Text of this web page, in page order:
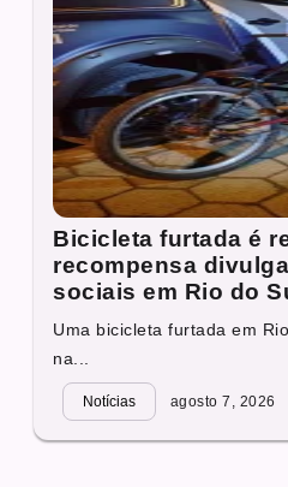
Bicicleta furtada é
recompensa
sociais em Rio do
Uma bicicleta furtada em
na...
Notícias agosto 7, 2026